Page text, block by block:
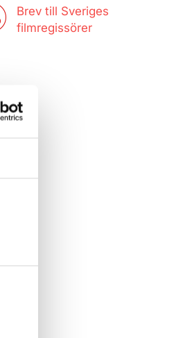
Brev till Sveriges
filmregissörer